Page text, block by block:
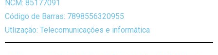
NCM: 85177091
Código de Barras: 7898556320955
Utlização: Telecomunicações e informática